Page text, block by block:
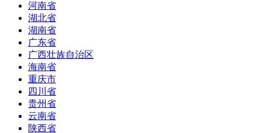
河南省
湖北省
湖南省
广东省
广西壮族自治区
海南省
重庆市
四川省
贵州省
云南省
陕西省